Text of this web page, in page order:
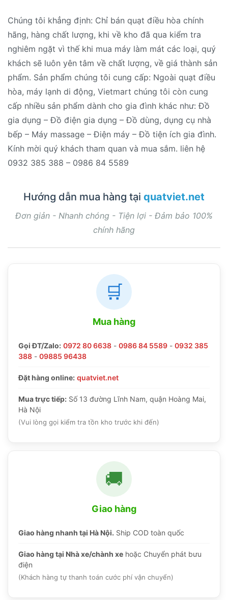
Chúng tôi khẳng định: Chỉ bán quạt điều hòa chính
hãng, hàng chất lượng, khi về kho đã qua kiểm tra
nghiêm ngặt vì thế khi mua máy làm mát các loại, quý
khách sẽ luôn yên tâm về chất lượng, về giá thành sản
phẩm. Sản phẩm chúng tôi cung cấp: Ngoài quạt điều
hòa, máy lạnh di động, Vietmart chúng tôi còn cung
cấp nhiều sản phẩm dành cho gia đình khác như: Đồ
gia dụng – Đồ điện gia dụng – Đồ dùng, dụng cụ nhà
bếp – Máy massage – Điện máy – Đồ tiện ích gia đình.
Kính mời quý khách tham quan và mua sắm. liên hệ
0932 385 388 – 0986 84 5589
Hướng dẫn mua hàng tại quatviet.net
Đơn giản - Nhanh chóng - Tiện lợi - Đảm bảo 100%
chính hãng
🛒
Mua hàng
Gọi ĐT/Zalo: 0972 80 6638 - 0986 84 5589 - 0932 385
388 - 09885 96438
Đặt hàng online: quatviet.net
Mua trực tiếp: Số 13 đường Lĩnh Nam, quận Hoàng Mai,
Hà Nội
(Vui lòng gọi kiểm tra tồn kho trước khi đến)
🚚
Giao hàng
Giao hàng nhanh tại Hà Nội. Ship COD toàn quốc
Giao hàng tại Nhà xe/chành xe hoặc Chuyển phát bưu
điện
(Khách hàng tự thanh toán cước phí vận chuyển)